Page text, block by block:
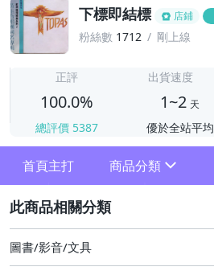
下標即結標 店鋪
粉絲數 1712 剛上線
正評
100.0%
總評價 5387
出貨速度
1~2 天
優於全站平均
首頁主打 商品分類
其它
圖書/影音/文具